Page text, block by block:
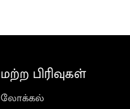
மற்ற பிரிவுகள்
லோக்கல்